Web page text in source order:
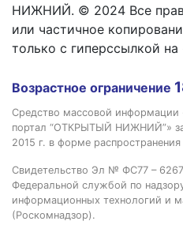
НИЖНИЙ. © 2024 Все
или частичное
только с гиперссылкой
Возрастное ограничение
Средство массовой информации
портал “ОТКРЫТЫЙ НИЖНИЙ”»
2015 г. в форме
Свидетельство Эл № ФС77 –
Федеральной службой по
информационных технологий и
(Роскомнадзор).